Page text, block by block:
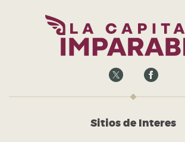
Sitios de Interes